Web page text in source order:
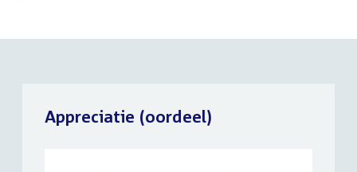
Appreciatie (oordeel)